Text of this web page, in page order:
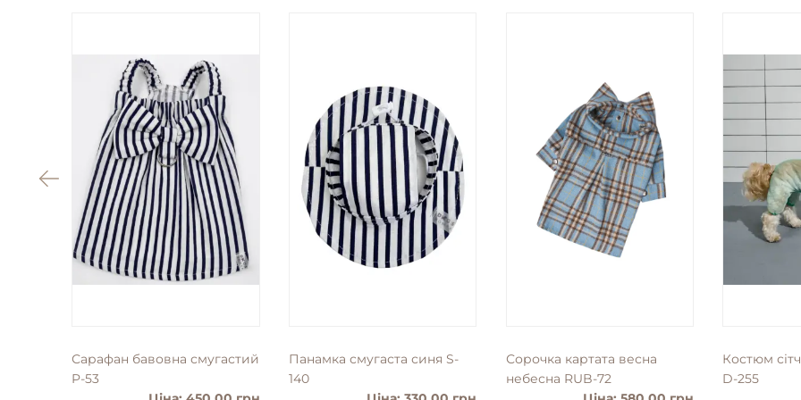
Сарафан бавовна смугастий
P-53
Панамка смугаста синя S-
140
Сорочка картата весна
небесна RUB-72
Костюм
D-255